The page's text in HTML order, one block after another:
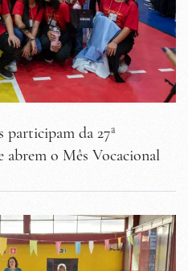
participam da 27ª
abrem o Mês Vocacional